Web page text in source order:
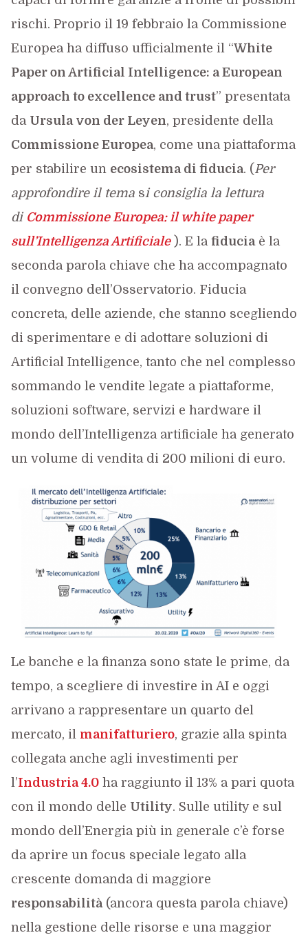
rischi. Proprio il 19 febbraio la Commissione
Europea ha diffuso ufficialmente il “White
Paper on Artificial Intelligence: a European
approach to excellence and trust” presentata
da Ursula von der Leyen, presidente della
Commissione Europea, come una piattaforma
per stabilire un ecosistema di fiducia. (Per
approfondire il temasi consiglia la lettura
di Commissione Europea: il white paper
sull’Intelligenza Artificiale). E la fiduciaè la
seconda parola chiave che ha accompagnato
il convegno dell’Osservatorio. Fiducia
concreta, delle aziende, che stanno scegliendo
di sperimentare e di adottare soluzioni di
Artificial Intelligence, tanto che nel complesso
sommando le vendite legate a piattaforme,
soluzioni software, servizi e hardware il
mondo dell’Intelligenza artificiale ha generato
un volume di vendita di 200 milioni di euro.
Le banche e la finanza sono state le prime, da
tempo, a scegliere di investire in AI e oggi
arrivano a rappresentare un quarto del
mercato, il manifatturiero, grazie alla spinta
collegata anche agli investimenti per
l’Industria 4.0ha raggiunto il 13% a pari quota
con il mondo delle Utility. Sulle utility e sul
mondo dell’Energia più in generale c’è forse
da aprire un focus speciale legato alla
crescente domanda di maggiore
responsabilità(ancora questa parola chiave)
nella gestione delle risorse e una maggior